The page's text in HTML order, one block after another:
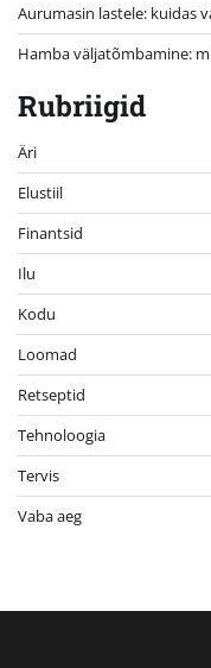
Aurumasin lastele: kuidas
Hamba väljatõmbamine:
Rubriigid
Äri
Elustiil
Finantsid
Ilu
Kodu
Loomad
Retseptid
Tehnoloogia
Tervis
Vaba aeg